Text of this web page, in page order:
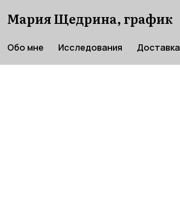
Мария Щедрина, график
Обо мне Исследования